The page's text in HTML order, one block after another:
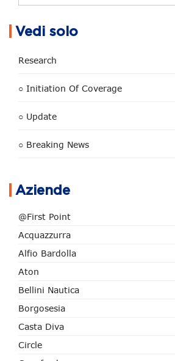
Vedi solo
Research
○ Initiation Of Coverage
○ Update
○ Breaking News
Aziende
@First Point
Acquazzurra
Alfio Bardolla
Aton
Bellini Nautica
Borgosesia
Casta Diva
Circle